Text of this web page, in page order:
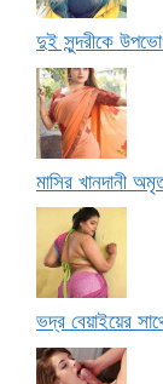
দুই সুন্দরীকে
মাসির খানদানী
ভদ্র বেয়াইয়ের